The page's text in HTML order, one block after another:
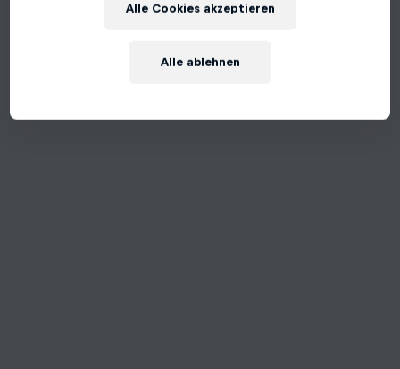
Alle ablehnen
Alle Cookies akzeptieren